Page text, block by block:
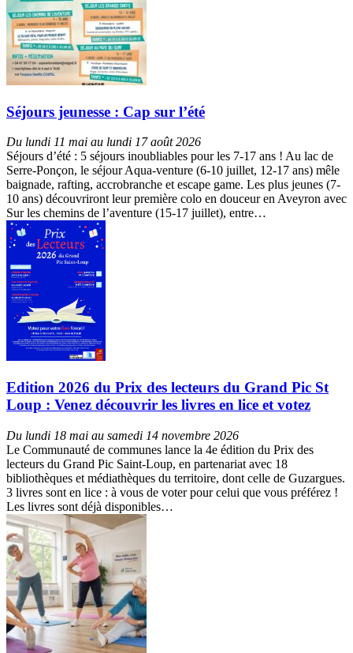
Séjours jeunesse : Cap sur l’été
Du lundi 11 mai au lundi 17 août 2026
Séjours d’été : 5 séjours inoubliables pour les 7-17 ans ! Au lac de
Serre-Ponçon, le séjour Aqua-venture (6-10 juillet, 12-17 ans) mêle
baignade, rafting, accrobranche et escape game. Les plus jeunes (7-
10 ans) découvriront leur première colo en douceur en Aveyron avec
Sur les chemins de l’aventure (15-17 juillet), entre…
Edition 2026 du Prix des lecteurs du Grand Pic St
Loup : Venez découvrir les livres en lice et votez
Du lundi 18 mai au samedi 14 novembre 2026
Le Communauté de communes lance la 4e édition du Prix des
lecteurs du Grand Pic Saint-Loup, en partenariat avec 18
bibliothèques et médiathèques du territoire, dont celle de Guzargues.
3 livres sont en lice : à vous de voter pour celui que vous préférez !
Les livres sont déjà disponibles…